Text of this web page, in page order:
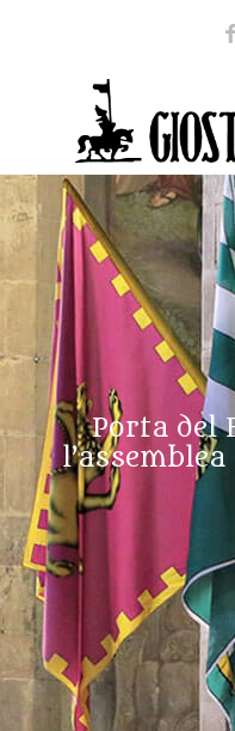
Porta del